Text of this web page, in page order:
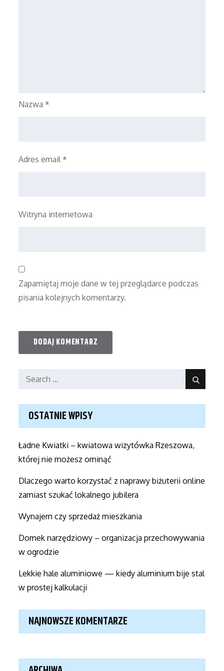
Nazwa *
Adres email *
Witryna internetowa
Zapamiętaj moje dane w tej przeglądarce podczas
pisania kolejnych komentarzy.
Search
Search
OSTATNIE WPISY
Ładne Kwiatki – kwiatowa wizytówka Rzeszowa,
której nie możesz ominąć
Dlaczego warto korzystać z naprawy biżuterii online
zamiast szukać lokalnego jubilera
Wynajem czy sprzedaż mieszkania
Domek narzędziowy – organizacja przechowywania
w ogrodzie
Lekkie hale aluminiowe — kiedy aluminium bije stal
w prostej kalkulacji
NAJNOWSZE KOMENTARZE